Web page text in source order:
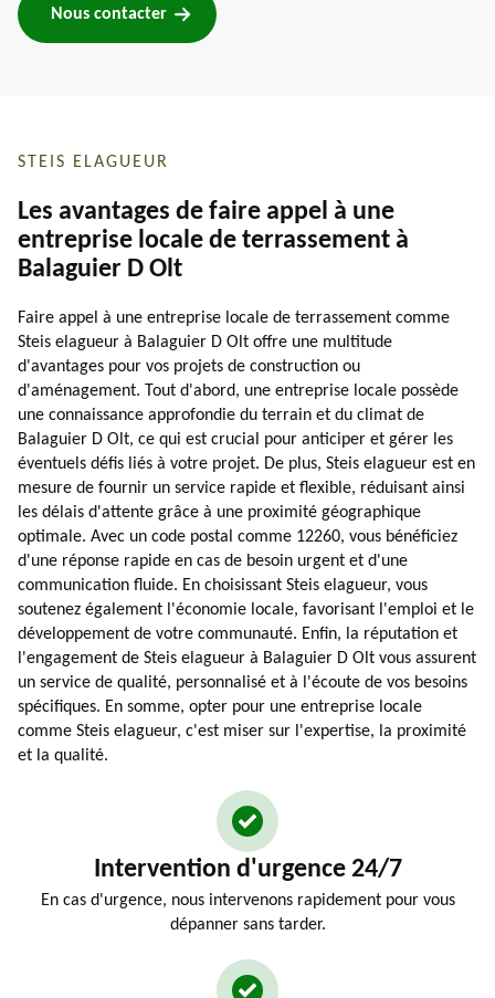
Nous contacter
STEIS ELAGUEUR
Les avantages de faire appel à une
entreprise locale de terrassement à
Balaguier D Olt
Faire appel à une entreprise locale de terrassement comme
Steis elagueur à Balaguier D Olt offre une multitude
d'avantages pour vos projets de construction ou
d'aménagement. Tout d'abord, une entreprise locale possède
une connaissance approfondie du terrain et du climat de
Balaguier D Olt, ce qui est crucial pour anticiper et gérer les
éventuels défis liés à votre projet. De plus, Steis elagueur est en
mesure de fournir un service rapide et flexible, réduisant ainsi
les délais d'attente grâce à une proximité géographique
optimale. Avec un code postal comme 12260, vous bénéficiez
d'une réponse rapide en cas de besoin urgent et d'une
communication fluide. En choisissant Steis elagueur, vous
soutenez également l'économie locale, favorisant l'emploi et le
développement de votre communauté. Enfin, la réputation et
l'engagement de Steis elagueur à Balaguier D Olt vous assurent
un service de qualité, personnalisé et à l'écoute de vos besoins
spécifiques. En somme, opter pour une entreprise locale
comme Steis elagueur, c'est miser sur l'expertise, la proximité
et la qualité.
Intervention d'urgence 24/7
En cas d'urgence, nous intervenons rapidement pour vous
dépanner sans tarder.